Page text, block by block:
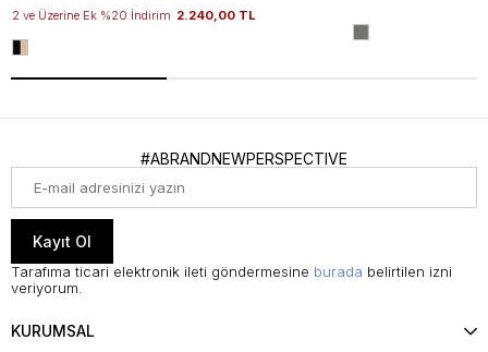
2 ve Üzerine Ek %20 İndirim 2.240,00 TL
#ABRANDNEWPERSPECTIVE
Kayıt Ol
Tarafıma ticari elektronik ileti göndermesine burada belirtilen izni
veriyorum.
KURUMSAL